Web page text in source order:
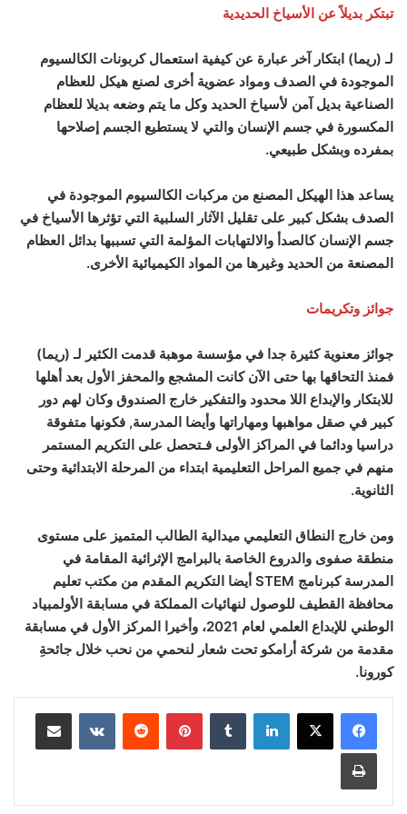
تبتكر بديلاً عن الأسياخ الحديدية
لـ (ريما) ابتكار آخر عبارة عن كيفية استعمال كربونات الكالسيوم
الموجودة في الصدف ومواد عضوية أخرى لصنع هيكل للعظام
الصناعية بديل آمن لأسياخ الحديد وكل ما يتم وضعه بديلا للعظام
المكسورة في جسم الإنسان والتي لا يستطيع الجسم إصلاحها
بمفرده وبشكل طبيعي.
يساعد هذا الهيكل المصنع من مركبات الكالسيوم الموجودة في
الصدف بشكل كبير على تقليل الآثار السلبية التي تؤثرها الأسياخ في
جسم الإنسان كالصدأ والالتهابات المؤلمة التي تسببها بدائل العظام
المصنعة من الحديد وغيرها من المواد الكيميائية الأخرى.
جوائز وتكريمات
جوائز معنوية كثيرة جدا ‏في مؤسسة موهبة قدمت الكثير لـ (ريما)
فمنذ التحاقها بها حتى الآن كانت المشجع والمحفز الأول بعد أهلها
للابتكار والإبداع اللا محدود والتفكير خارج الصندوق وكان لهم دور
كبير في صقل مواهبها ومهاراتها وأيضا المدرسة, فكونها متفوقة
دراسيا ودائما في المراكز الأولى فـتحصل على التكريم المستمر
منهم في جميع المراحل التعليمية ابتداء من المرحلة الابتدائية وحتى
الثانوية.
ومن خارج النطاق التعليمي ميدالية الطالب المتميز على مستوى
منطقة صفوى والدروع الخاصة بالبرامج الإثرائية المقامة في
المدرسة كبرنامج STEM أيضا التكريم المقدم من مكتب تعليم
محافظة القطيف للوصول لنهائيات المملكة في مسابقة الأولمبياد
الوطني للإبداع العلمي لعام 2021، وأخيرا المركز الأول في مسابقة
مقدمة من شركة أرامكو تحت شعار لنحمي من نحب خلال جائحةِ
كورونا.
لينكدإن بينتيريست مشاركة عبر البريد
طباعة